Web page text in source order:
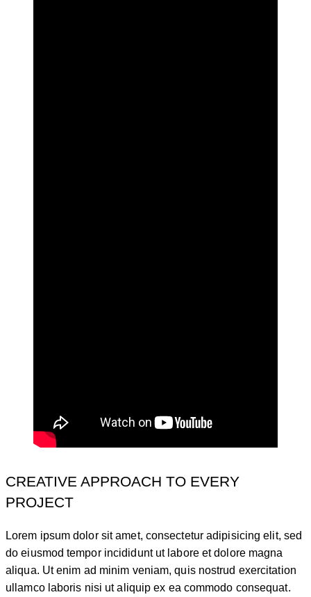
CREATIVE APPROACH TO EVERY
PROJECT
Lorem ipsum dolor sit amet, consectetur adipisicing elit, sed
do eiusmod tempor incididunt ut labore et dolore magna
aliqua. Ut enim ad minim veniam, quis nostrud exercitation
ullamco laboris nisi ut aliquip ex ea commodo consequat.